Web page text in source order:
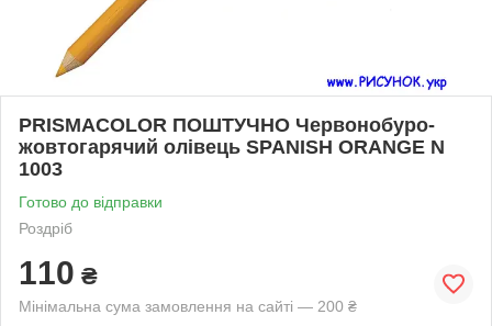
PRISMACOLOR ПОШТУЧНО Червонобуро-
жовтогарячий олівець SPANISH ORANGE N
1003
Готово до відправки
Роздріб
110 ₴
Мінімальна сума замовлення на сайті — 200 ₴